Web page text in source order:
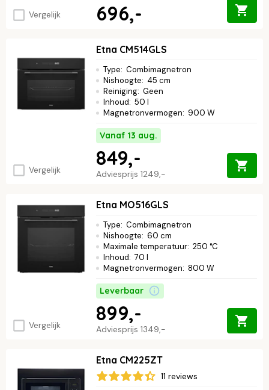
Vergelijk 696,-
Vergelijk
Etna CM514GLS
Type: Combimagnetron
Nishoogte: 45 cm
Reiniging: Geen
Inhoud: 50 l
Magnetronvermogen: 900 W
Vanaf 13 aug.
Adviesprijs 1249,-
849,-
Vergelijk
Etna MO516GLS
Type: Combimagnetron
Nishoogte: 60 cm
Maximale temperatuur: 250 °C
Inhoud: 70 l
Magnetronvermogen: 800 W
Leverbaar
Adviesprijs 1349,-
899,-
Etna CM225ZT
11 reviews